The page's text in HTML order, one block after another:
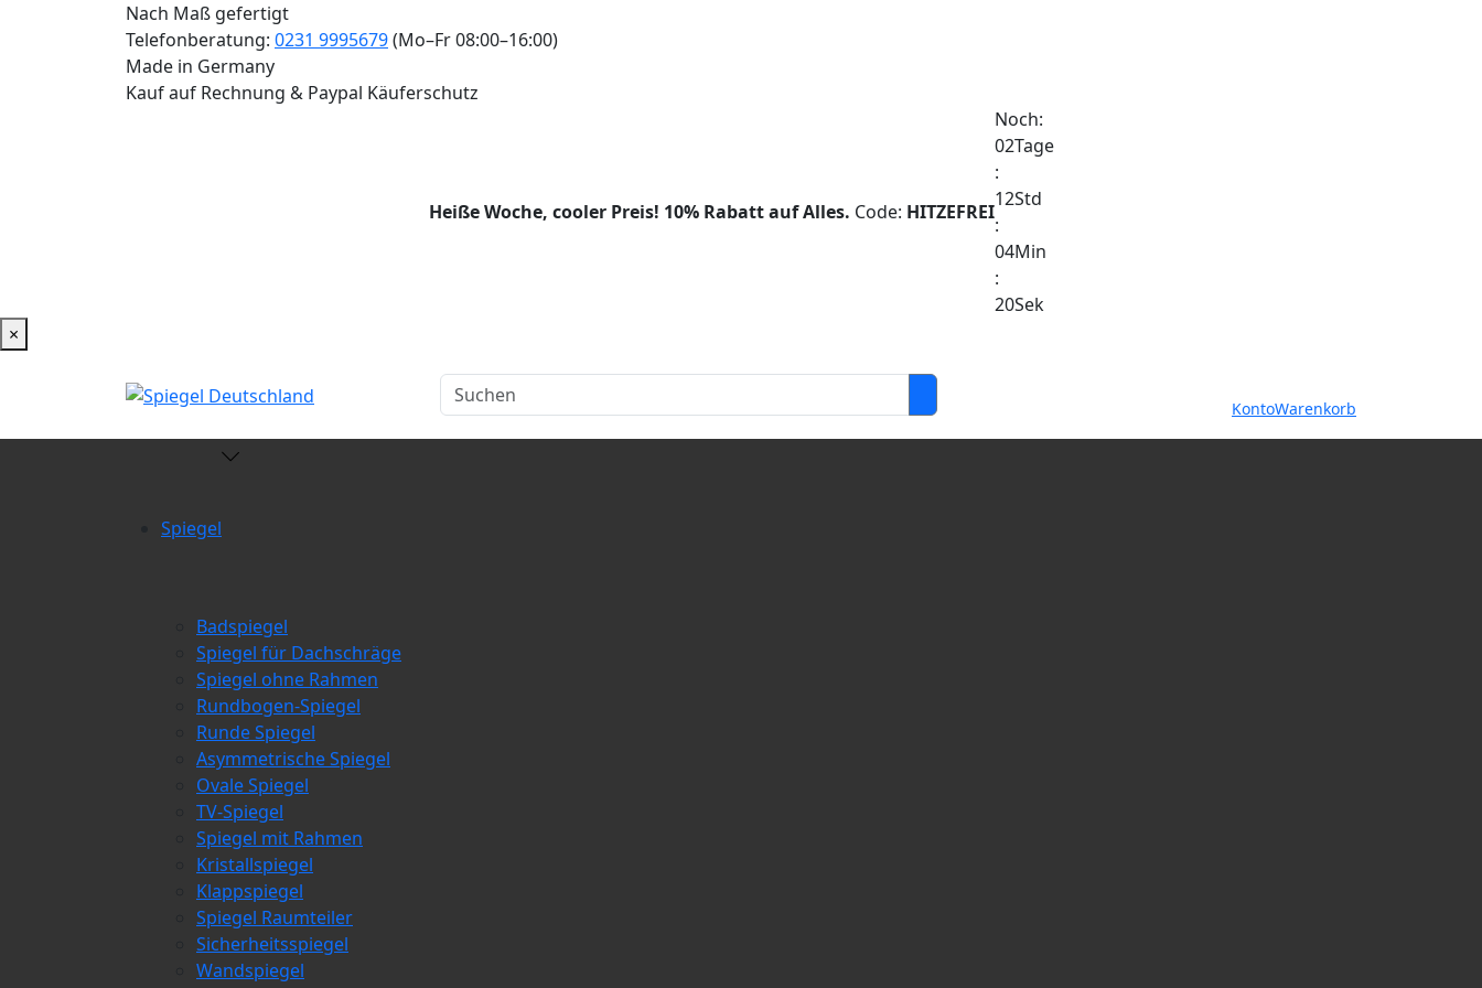
Nach Maß gefertigt
Telefonberatung: 0231 9995679(Mo–Fr 08:00–16:00)
Made in Germany
Kauf auf Rechnung & Paypal Käuferschutz
Heiße Woche, cooler Preis! 10% Rabatt auf Alles. Code: HITZEFREI
Noch:
02Tage
:
12Std
:
04Min
:
19Sek
×
KontoWarenkorb
Spiegel
Badspiegel
Spiegel für Dachschräge
Spiegel ohne Rahmen
Rundbogen-Spiegel
Runde Spiegel
Asymmetrische Spiegel
Ovale Spiegel
TV-Spiegel
Spiegel mit Rahmen
Kristallspiegel
Klappspiegel
Spiegel Raumteiler
Sicherheitsspiegel
Wandspiegel